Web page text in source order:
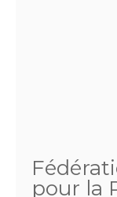
pour la